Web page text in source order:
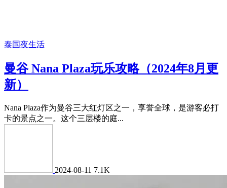
泰国夜生活
曼谷 Nana Plaza玩乐攻略（2024年8月更
新）
Nana Plaza作为曼谷三大红灯区之一，享誉全球，是游客必打
卡的景点之一。这个三层楼的庭...
2024-08-11 7.1K